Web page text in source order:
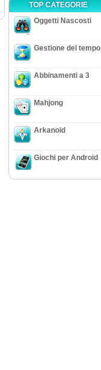
TOP CATEGORIE
Oggetti Nascosti
Gestione del tempo
Abbinamenti a 3
Mahjong
Arkanoid
Giochi per Android